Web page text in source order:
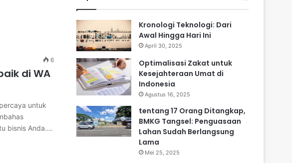
6
di WA
untuk
bisnis Anda.…
Kronologi Teknologi: Dari
Awal Hingga Hari Ini
April 30, 2025
Optimalisasi Zakat untuk
Kesejahteraan Umat di
Indonesia
Agustus 16, 2025
tentang 17 Orang Ditangkap,
BMKG Tangsel: Penguasaan
Lahan Sudah Berlangsung
Lama
Mei 25, 2025